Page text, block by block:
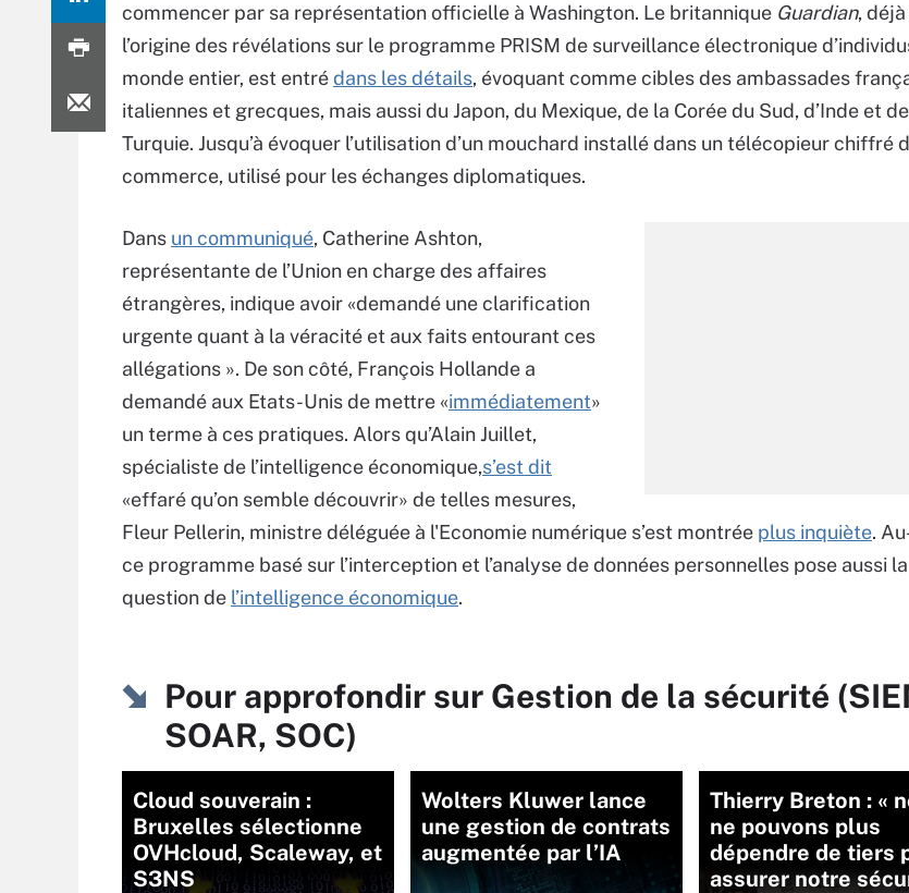
commencer par sa représentation officielle à Washington. Le britannique Guardian, déjà
l’origine des révélations sur le programme PRISM de surveillance électronique
monde entier, est entrédans les détails, évoquant comme cibles des ambassades
italiennes et grecques, mais aussi du Japon, du Mexique, de la Corée du Sud, d’Inde et de
Turquie. Jusqu’à évoquer l’utilisation d’un mouchard installé dans un télécopieur chiffré
commerce, utilisé pour les échanges diplomatiques.
Dans un communiqué, Catherine Ashton,
représentante de l’Union en charge des affaires
étrangères, indique avoir «demandé une clarification
urgente quant à la véracité et aux faits entourant ces
allégations ». De son côté, François Hollande a
demandé aux Etats-Unis de mettre «immédiatement»
un terme à ces pratiques. Alors qu’Alain Juillet,
spécialiste de l’intelligence économique,s’est dit
«effaré qu’on semble découvrir» de telles mesures,
Fleur Pellerin, ministre déléguée à l'Economie numérique s’est montrée plus inquiète.
ce programme basé sur l’interception et l’analyse de données personnelles pose aussi la
question de l’intelligence économique.
Pour approfondir sur Gestion de la sécurité
SOAR, SOC)
Cloud souverain :
Bruxelles sélectionne
OVHcloud, Scaleway, et
S3NS
Wolters Kluwer lance
une gestion de contrats
augmentée par l’IA
Thierry Breton : «
ne pouvons plus
dépendre de tiers
assurer notre